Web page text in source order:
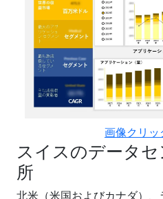
画像クリッ
スイスのデータ
所
北米（米国およびカナダ）